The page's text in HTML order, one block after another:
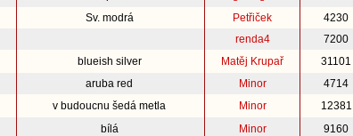
Sv. modrá Petřiček 4230
renda4 7200
blueish silver Matěj Krupař 31101
aruba red Minor 4714
v budoucnu šedá metla Minor 12381
bílá Minor 9160